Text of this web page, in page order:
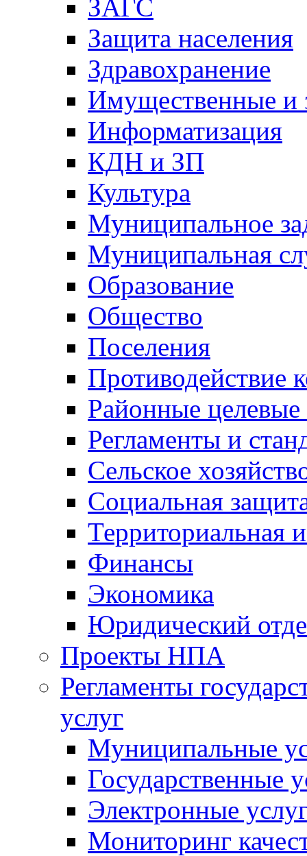
ЗАГС
Защита населения
Здравохранение
Имущественные и
Информатизация
КДН и ЗП
Культура
Муниципальное
Муниципальная
Образование
Общество
Поселения
Противодействие
Районные
Регламенты и
Сельское
Социальная
Территориальная
Финансы
Экономика
Юридический
Проекты НПА
Регламенты
услуг
Муниципальные
Государственные
Электронные
Мониторинг